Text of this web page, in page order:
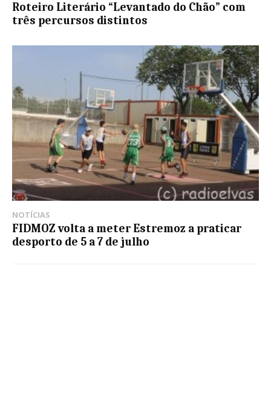
Roteiro Literário “Levantado do Chão” com
três percursos distintos
NOTÍCIAS
FIDMOZ volta a meter Estremoz a praticar
desporto de 5 a 7 de julho